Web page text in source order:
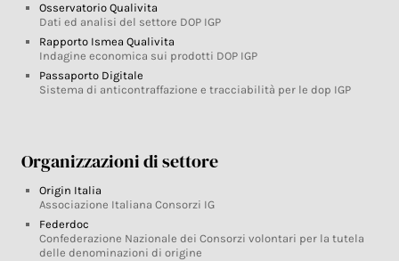
Osservatorio Qualivita
Dati ed analisi del settore DOP IGP
Rapporto Ismea Qualivita
Indagine economica sui prodotti DOP IGP
Passaporto Digitale
Sistema di anticontraffazione e tracciabilità per le dop IGP
Organizzazioni di settore
Origin Italia
Associazione Italiana Consorzi IG
Federdoc
Confederazione Nazionale dei Consorzi volontari per la tutela
delle denominazioni di origine